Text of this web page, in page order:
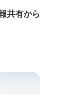
共有から